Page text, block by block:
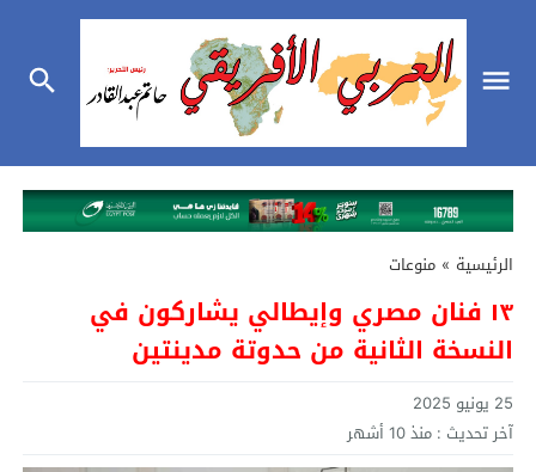
الرئيسية » منوعات
١٣ فنان مصري وإيطالي يشاركون في
النسخة الثانية من حدوتة مدينتين
25 يونيو 2025
آخر تحديث : منذ 10 أشهر